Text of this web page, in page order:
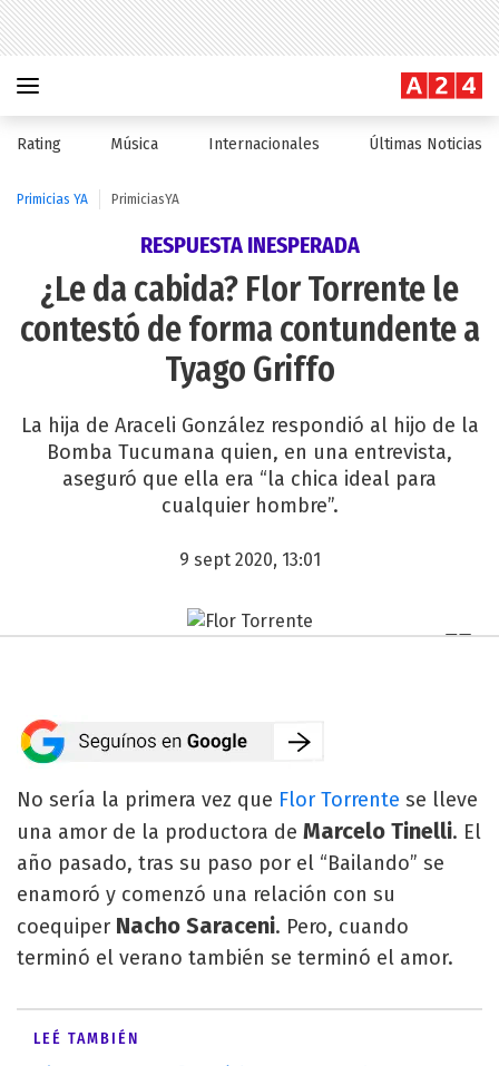
Rating Música Internacionales Últimas Noticias
Primicias YA PrimiciasYA
RESPUESTA INESPERADA
¿Le da cabida? Flor Torrente le
contestó de forma contundente a
Tyago Griffo
La hija de Araceli González respondió al hijo de la
Bomba Tucumana quien, en una entrevista,
aseguró que ella era “la chica ideal para
cualquier hombre”.
9 sept 2020, 13:01
No sería la primera vez que Flor Torrente se lleve
una amor de la productora de Marcelo Tinelli. El
año pasado, tras su paso por el “Bailando” se
enamoró y comenzó una relación con su
coequiper Nacho Saraceni. Pero, cuando
terminó el verano también se terminó el amor.
LEÉ TAMBIÉN